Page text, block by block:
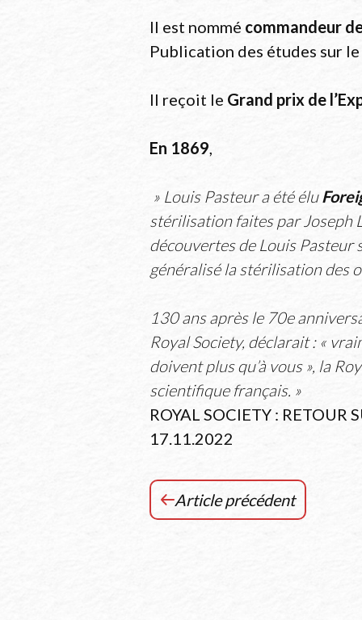
Il est nommé commandeur
Publication des études sur
Il reçoit le Grand prix de
En 1869,
» Louis Pasteur a été élu
stérilisation faites par Joseph
découvertes de Louis Pasteur
généralisé la stérilisation des
130 ans après le 70e
Royal Society, déclarait : «
doivent plus qu’à vous », la
scientifique français. »
ROYAL SOCIETY : RETOUR
17.11.2022
Naissance
Article précédent